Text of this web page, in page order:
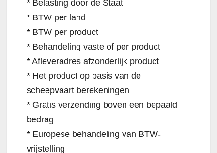
* Belasting door de Staat
* BTW per land
* BTW per product
* Behandeling vaste of per product
* Afleveradres afzonderlijk product
* Het product op basis van de
scheepvaart berekeningen
* Gratis verzending boven een bepaald
bedrag
* Europese behandeling van BTW-
vrijstelling